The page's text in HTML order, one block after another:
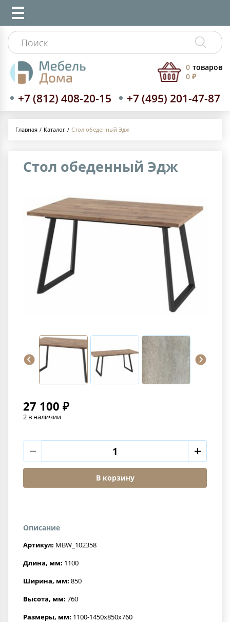
+7 (812) 408-20-15 +7 (495) 201-47-87
0 товаров
0 ₽
Главная Каталог Стол обеденный Эдж
Стол обеденный Эдж
27 100 ₽
2 в наличии
В корзину
Описание
Артикул: MBW_102358
Длина, мм: 1100
Ширина, мм: 850
Высота, мм: 760
Размеры, мм: 1100-1450x850x760